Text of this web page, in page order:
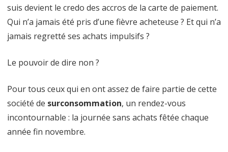
suis devient le credo des accros de la carte de paiement.
Qui n’a jamais été pris d’une fièvre acheteuse ? Et qui n’a
jamais regretté ses achats impulsifs ?
Le pouvoir de dire non ?
Pour tous ceux qui en ont assez de faire partie de cette
société de surconsommation, un rendez-vous
incontournable : la journée sans achats fêtée chaque
année fin novembre.